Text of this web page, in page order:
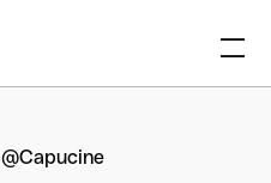
@Capucine